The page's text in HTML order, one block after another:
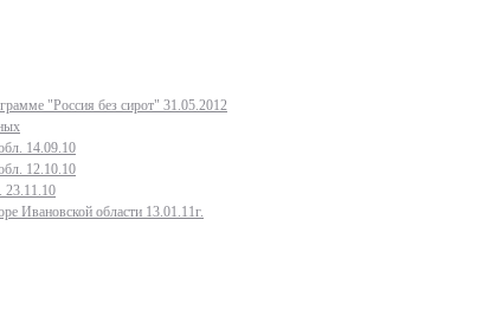
"Россия без сирот" 31.05.2012
14.09.10
12.10.10
23.11.10
Ивановской области 13.01.11г.